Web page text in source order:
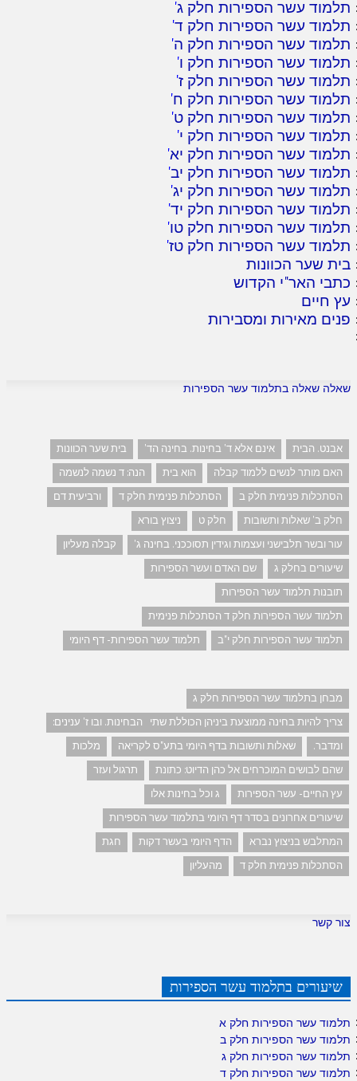
תלמוד עשר הספירות חלק ג'
תלמוד עשר הספירות חלק ד'
תלמוד עשר הספירות חלק ה'
תלמוד עשר הספירות חלק ו'
תלמוד עשר הספירות חלק ז'
תלמוד עשר הספירות חלק ח'
תלמוד עשר הספירות חלק ט'
תלמוד עשר הספירות חלק י'
תלמוד עשר הספירות חלק יא'
תלמוד עשר הספירות חלק יב'
תלמוד עשר הספירות חלק יג'
תלמוד עשר הספירות חלק יד'
תלמוד עשר הספירות חלק טו'
תלמוד עשר הספירות חלק טז'
בית שער הכוונות
כתבי האר"י הקדוש
עץ חיים
פנים מאירות ומסבירות
שאלה שאלה בתלמוד עשר הספירות
אבנט. הבית אינם אלא ד' בחינות. בחינה הד'
בית שער הכוונות
האם מותר לנשים ללמוד קבלה
הוא בית
הנה: ד נשמה לנשמה
הסתכלות פנימית חלק ב
הסתכלות פנימית חלק ד
ורביעית דם
חלק ב' שאלות ותשובות
חלק ט
ניצוץ בורא
עור ובשר תלבישני ועצמות וגידין תסוככני. בחינה ג'
קבלה מעליון
שיעורים בחלק ג
שם האדם ועשר הספירות
תובנות תלמוד עשר הספירות
תלמוד עשר הספירות חלק ד הסתכלות פנימית
תלמוד עשר הספירות חלק י"ב
תלמוד עשר הספירות- דף היומי
מבחן בתלמוד עשר הספירות חלק ג
צריך להיות בחינה ממוצעת ביניהן הכוללת שתי הבחינות. ובו ז' ענינים:
ומדבר.
שאלות ותשובות בדף היומי בתע"ס לקריאה
מלכות
שהם לבושים המוכרחים אל כהן הדיוט: כתונת
תרגול ועזר
עץ החיים- עשר הספירות
ג וכל בחינות אלו
שיעורים אחרונים בסדר דף היומי בתלמוד עשר הספירות
המתלבש בניצוץ נברא
הדף היומי בעשר דקות
חגת
הסתכלות פנימית חלק ד
מהעליון
צור קשר
שיעורים בתלמוד עשר הספירות
תלמוד עשר הספירות חלק א
תלמוד עשר הספירות חלק ב
תלמוד עשר הספירות חלק ג
תלמוד עשר הספירות חלק ד